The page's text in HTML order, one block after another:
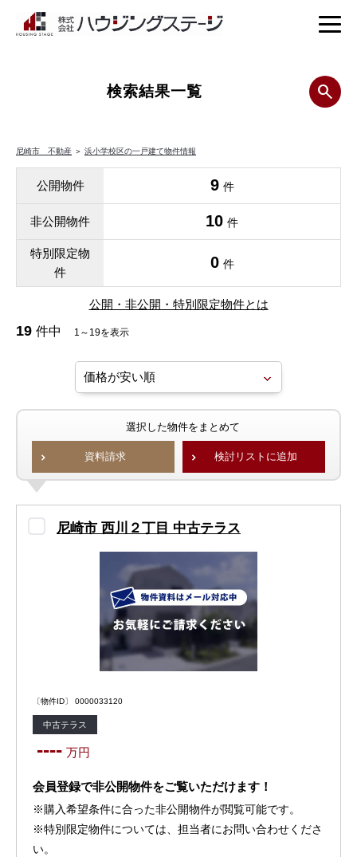
検索結果一覧
尼崎市 不動産 ＞ 浜小学校区の一戸建て物件情報
公開物件 9 件
非公開物件 10 件
特別限定物
件
0 件
公開・非公開・特別限定物件とは
19 件中 1～19を表示
選択した物件をまとめて
資料請求 検討リストに追加
尼崎市 西川２丁目 中古テラス
〔物件ID〕 0000033120
中古テラス
---- 万円
会員登録で非公開物件をご覧いただけます！
※購入希望条件に合った非公開物件が閲覧可能です。
※特別限定物件については、担当者にお問い合わせくださ
い。